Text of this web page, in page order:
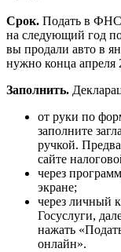
Срок. Подать в
на следующий год
вы продали авто в
нужно конца апреля
Заполнить.
от руки по
заполните
ручкой.
сайте
через
экране;
через личный
Госуслуги,
нажать
онлайн».